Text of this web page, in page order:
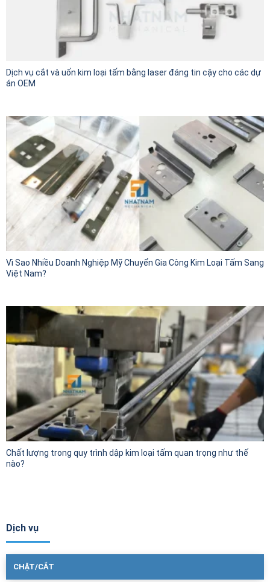
Dịch vụ cắt và uốn kim loại tấm bằng laser đáng tin cậy cho các dự
án OEM
Vì Sao Nhiều Doanh Nghiệp Mỹ Chuyển Gia Công Kim Loại Tấm Sang
Việt Nam?
Chất lượng trong quy trình dập kim loại tấm quan trọng như thế
nào?
Dịch vụ
CHẶT/CẮT